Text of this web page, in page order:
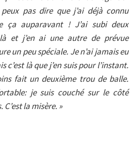
pas dire que j’ai déjà connu
ça auparavant ! J’ai subi deux
et j’en ai une autre de prévue
un peu spéciale. Je n’ai jamais eu
c’est là que j’en suis pour l’instant.
fait un deuxième trou de balle.
je suis couché sur le côté
la misère. »